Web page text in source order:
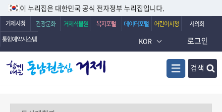
이 누리집은 대한민국 공식 전자정부 누리집입니다.
거제시청 관광문화 거제식물원 복지포털 데이터포털 어린이시청
시의회
통합예약시스템
KOR
검색
로그인